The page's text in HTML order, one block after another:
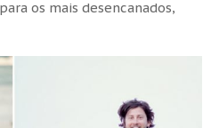
os mais desencanados,